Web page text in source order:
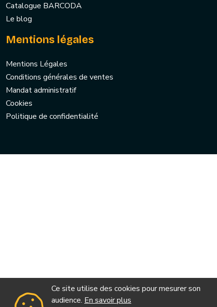
Catalogue BARCODA
Le blog
Mentions légales
Mentions Légales
Conditions générales de ventes
Mandat administratif
Cookies
Politique de confidentialité
Ce site utilise des cookies pour mesurer son
audience. En savoir plus